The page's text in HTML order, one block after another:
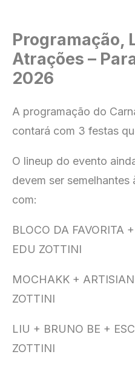
Programação,
Atrações –
2026
A programação do
contará com 3 festas
O lineup do evento
devem ser
com:
BLOCO DA FAVORITA
EDU ZOTTINI
MOCHAKK +
ZOTTINI
LIU + BRUNO BE +
ZOTTINI